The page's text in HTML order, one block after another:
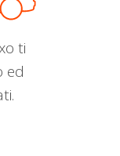
ti
ed